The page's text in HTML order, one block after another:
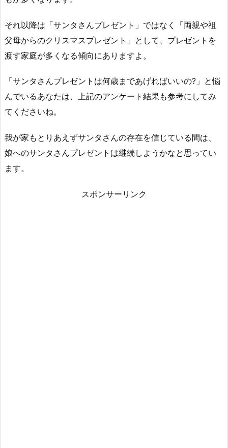
それ以降は「サンタさんプレゼント」ではなく「両親や祖
父母からのクリスマスプレゼント」として、プレゼントを
渡す家庭が多くなる傾向にありますよ。
「サンタさんプレゼントは何歳まであげればいいの?」と悩
んでいるあなたは、上記のアンケート結果も参考にしてみ
てくださいね。
我が家もとりあえずサンタさんの存在を信じている間は、
娘へのサンタさんプレゼントは継続しようかなと思ってい
ます。
スポンサーリンク